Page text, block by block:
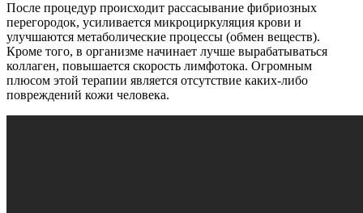
После процедур происходит рассасывание фибриозных
перегородок, усиливается микроциркуляция крови и
улучшаются метаболические процессы (обмен веществ).
Кроме того, в организме начинает лучше вырабатываться
коллаген, повышается скорость лимфотока. Огромным
плюсом этой терапии является отсутствие каких-либо
повреждений кожи человека.